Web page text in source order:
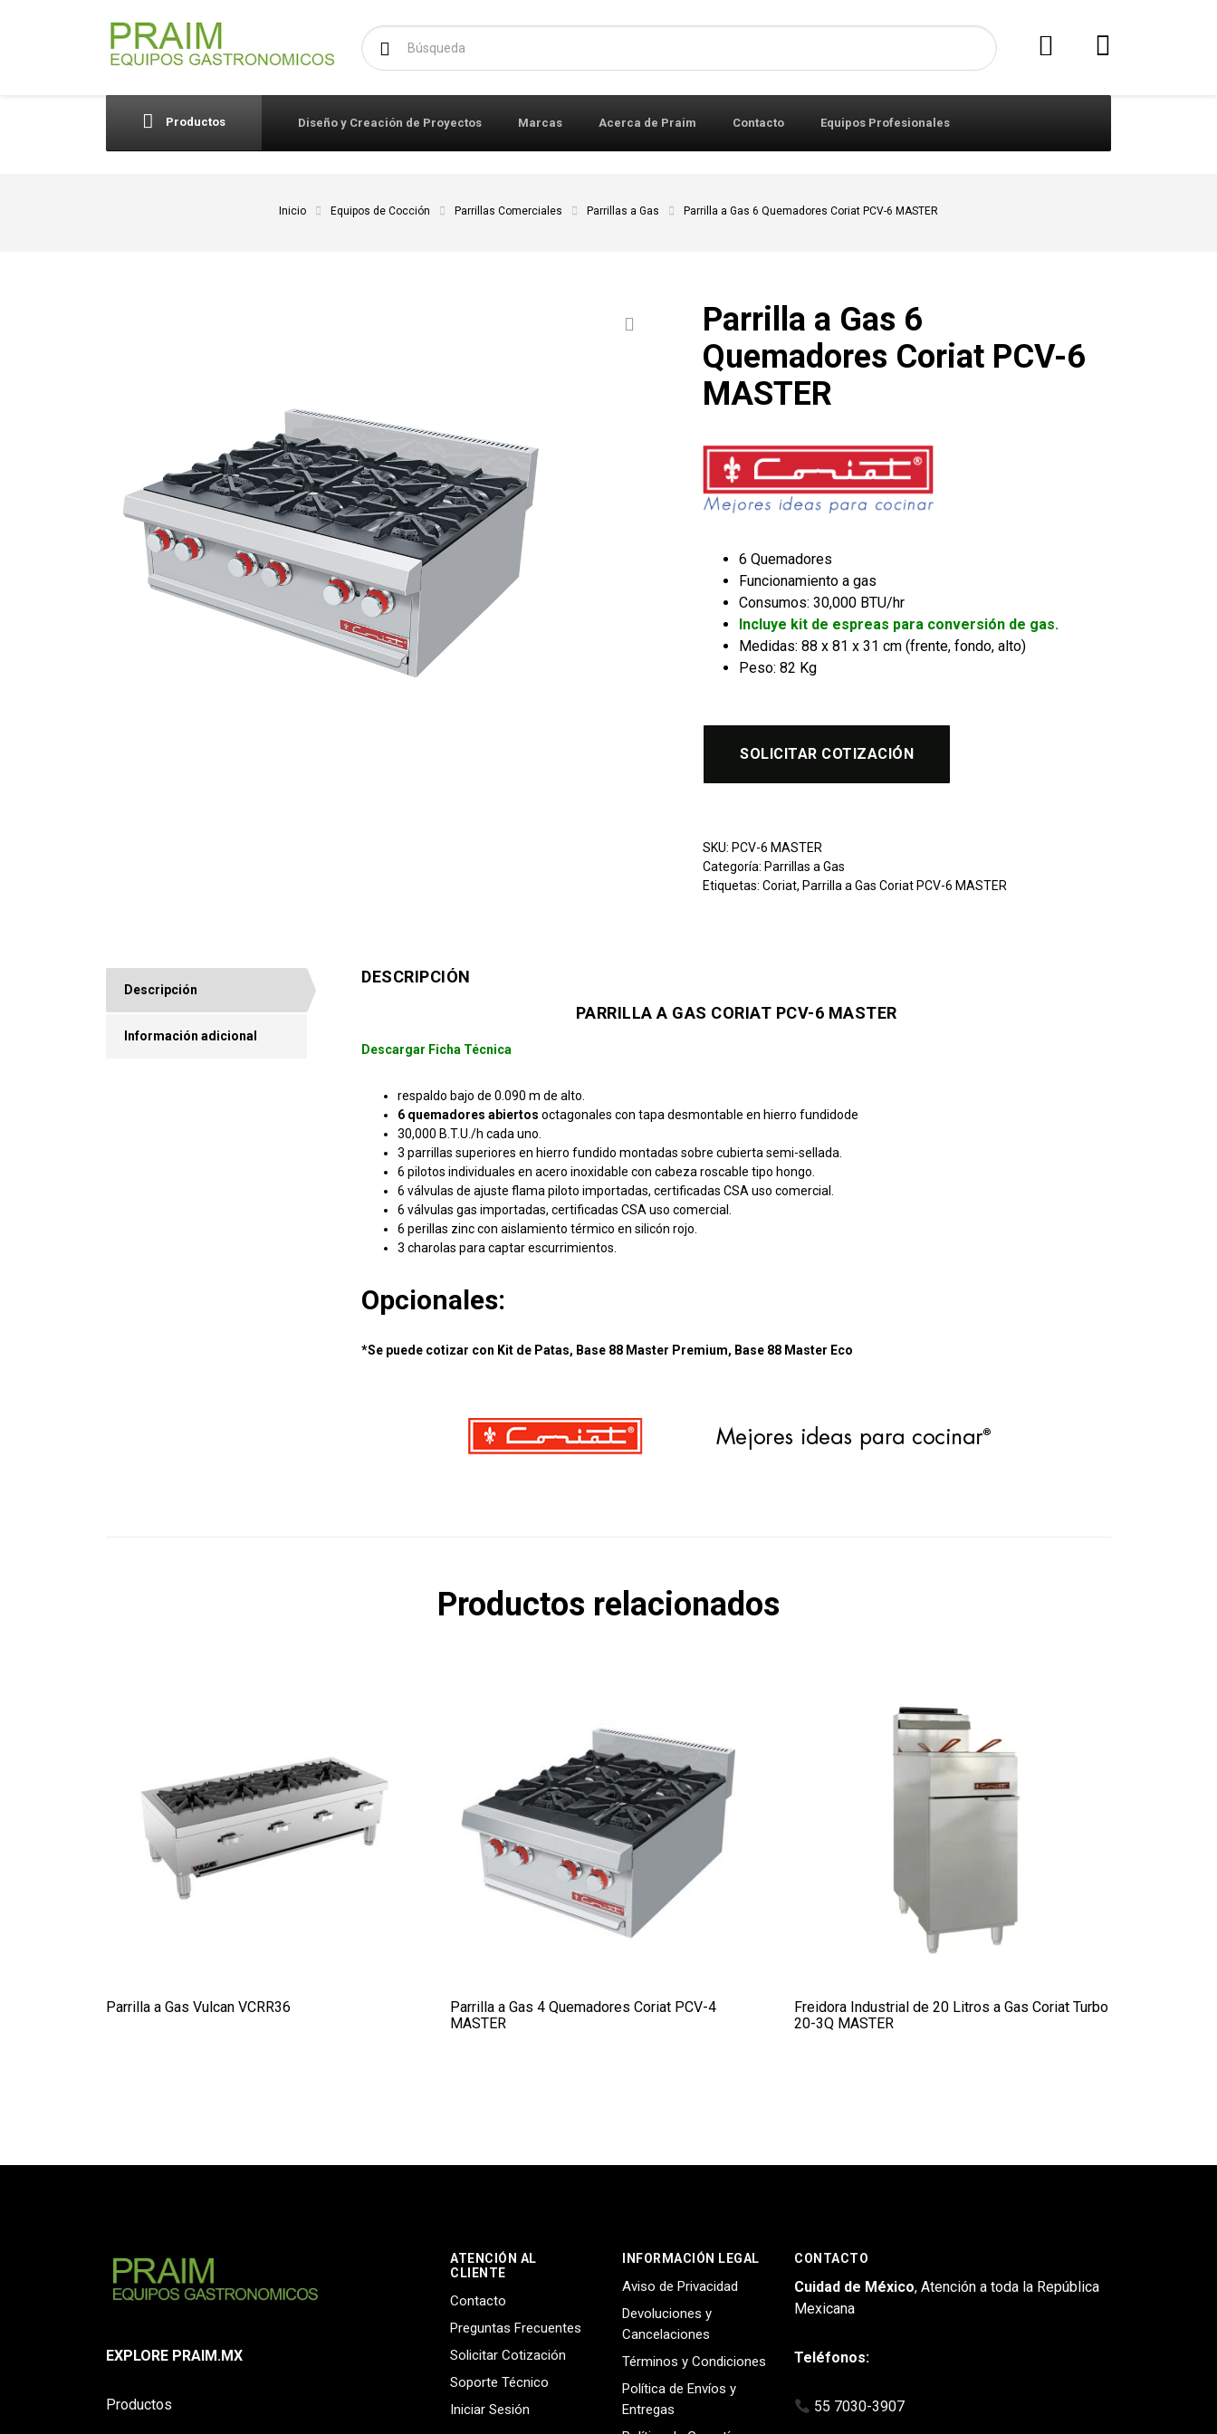
Buscar:
Productos Diseño y Creación de Proyectos Marcas Acerca de Praim Contacto Equipos Profesionales
Inicio Equipos de Cocción Parrillas Comerciales Parrillas a Gas Parrilla a Gas 6 Quemadores Coriat PCV-6 MASTER
Parrilla a Gas 6
Quemadores Coriat PCV-6
MASTER
6 Quemadores
Funcionamiento a gas
Consumos: 30,000 BTU/hr
Incluye kit de espreas para conversión de gas.
Medidas: 88 x 81 x 31 cm (frente, fondo, alto)
Peso: 82 Kg
SOLICITAR COTIZACIÓN
SKU: PCV-6 MASTER
Categoría: Parrillas a Gas
Etiquetas:Coriat, Parrilla a Gas Coriat PCV-6 MASTER
Descripción
Información adicional
DESCRIPCIÓN
PARRILLA A GAS CORIAT PCV-6 MASTER
Descargar Ficha Técnica
respaldo bajo de 0.090 m de alto.
6 quemadores abiertos octagonales con tapa desmontable en hierro fundidode
30,000 B.T.U./h cada uno.
3 parrillas superiores en hierro fundido montadas sobre cubierta semi-sellada.
6 pilotos individuales en acero inoxidable con cabeza roscable tipo hongo.
6 válvulas de ajuste flama piloto importadas, certificadas CSA uso comercial.
6 válvulas gas importadas, certificadas CSA uso comercial.
6 perillas zinc con aislamiento térmico en silicón rojo.
3 charolas para captar escurrimientos.
Opcionales:
*Se puede cotizar con Kit de Patas, Base 88 Master Premium, Base 88 Master Eco
Productos relacionados
Parrilla a Gas Vulcan VCRR36
Parrilla a Gas 4 Quemadores Coriat PCV-4
MASTER
Freidora Industrial de 20 Litros a Gas Coriat Turbo
20-3Q MASTER
EXPLORE PRAIM.MX
Productos
ATENCIÓN AL
CLIENTE
Contacto
Preguntas Frecuentes
Solicitar Cotización
Soporte Técnico
Iniciar Sesión
INFORMACIÓN LEGAL
Aviso de Privacidad
Devoluciones y
Cancelaciones
Términos y Condiciones
Política de Envíos y
Entregas
CONTACTO
Cuidad de México, Atención a toda la República
Mexicana
Teléfonos:
55 7030-3907